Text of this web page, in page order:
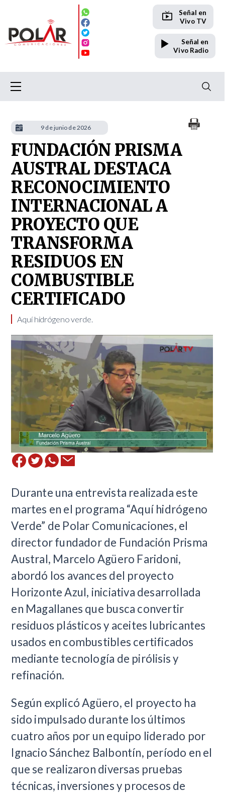
Señal en
Vivo TV
Señal en
Vivo Radio
FUNDACIÓN PRISMA
AUSTRAL DESTACA
RECONOCIMIENTO
INTERNACIONAL A
PROYECTO QUE
TRANSFORMA
RESIDUOS EN
COMBUSTIBLE
CERTIFICADO
Aquí hidrógeno verde.
Durante una entrevista realizada este
martes en el programa “Aquí hidrógeno
Verde” de Polar Comunicaciones, el
director fundador de Fundación Prisma
Austral, Marcelo Agüero Faridoni,
abordó los avances del proyecto
Horizonte Azul, iniciativa desarrollada
en Magallanes que busca convertir
residuos plásticos y aceites lubricantes
usados en combustibles certificados
mediante tecnología de pirólisis y
refinación.
Según explicó Agüero, el proyecto ha
sido impulsado durante los últimos
cuatro años por un equipo liderado por
Ignacio Sánchez Balbontín, período en el
que se realizaron diversas pruebas
técnicas, inversiones y procesos de
9 de junio de 2026